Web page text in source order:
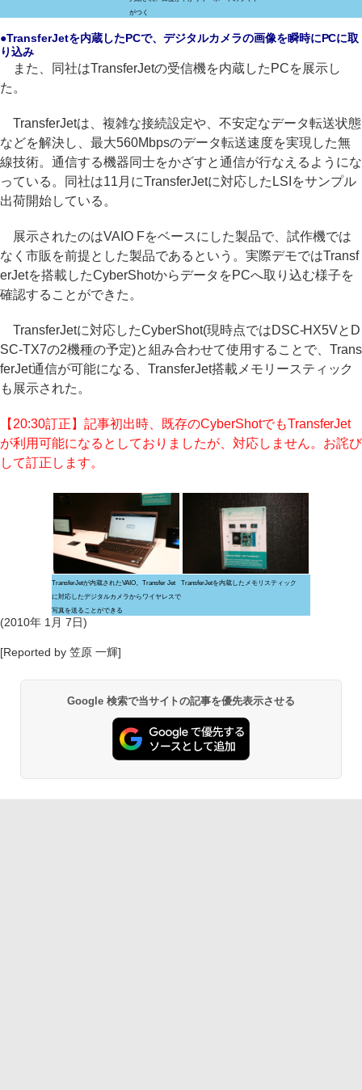
がつく
●TransferJetを内蔵したPCで、デジタルカメラの画像を瞬時にPCに取
り込み
また、同社はTransferJetの受信機を内蔵したPCを展示し
た。
TransferJetは、複雑な接続設定や、不安定なデータ転送状態
などを解決し、最大560Mbpsのデータ転送速度を実現した無
線技術。通信する機器同士をかざすと通信が行なえるようにな
っている。同社は11月にTransferJetに対応したLSIをサンプル
出荷開始している。
展示されたのはVAIO Fをベースにした製品で、試作機では
なく市販を前提とした製品であるという。実際デモではTransf
erJetを搭載したCyberShotからデータをPCへ取り込む様子を
確認することができた。
TransferJetに対応したCyberShot(現時点ではDSC-HX5VとD
SC-TX7の2機種の予定)と組み合わせて使用することで、Trans
ferJet通信が可能になる、TransferJet搭載メモリースティック
も展示された。
【20:30訂正】記事初出時、既存のCyberShotでもTransferJet
が利用可能になるとしておりましたが、対応しません。お詫び
して訂正します。
TransferJetが内蔵されたVAIO。Transfer Jet
に対応したデジタルカメラからワイヤレスで
写真を送ることができる
TransferJetを内蔵したメモリスティック
(2010年 1月 7日)
[Reported by 笠原 一輝]
Google 検索で当サイトの記事を優先表示させる